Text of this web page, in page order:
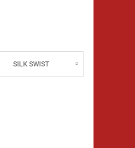
SILK SWIST